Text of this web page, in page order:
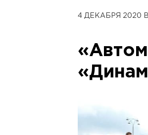
4 ДЕКАБРЯ 2020 В